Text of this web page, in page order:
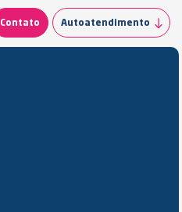
Contato Autoatendimento